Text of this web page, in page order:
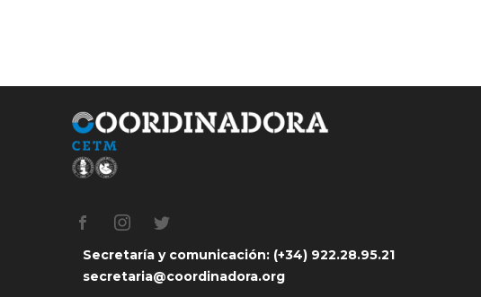
Secretaría y comunicación: (+34) 922.28.95.21
secretaria@coordinadora.org